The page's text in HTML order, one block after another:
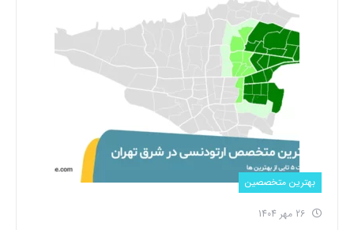
بهترین متخصصین